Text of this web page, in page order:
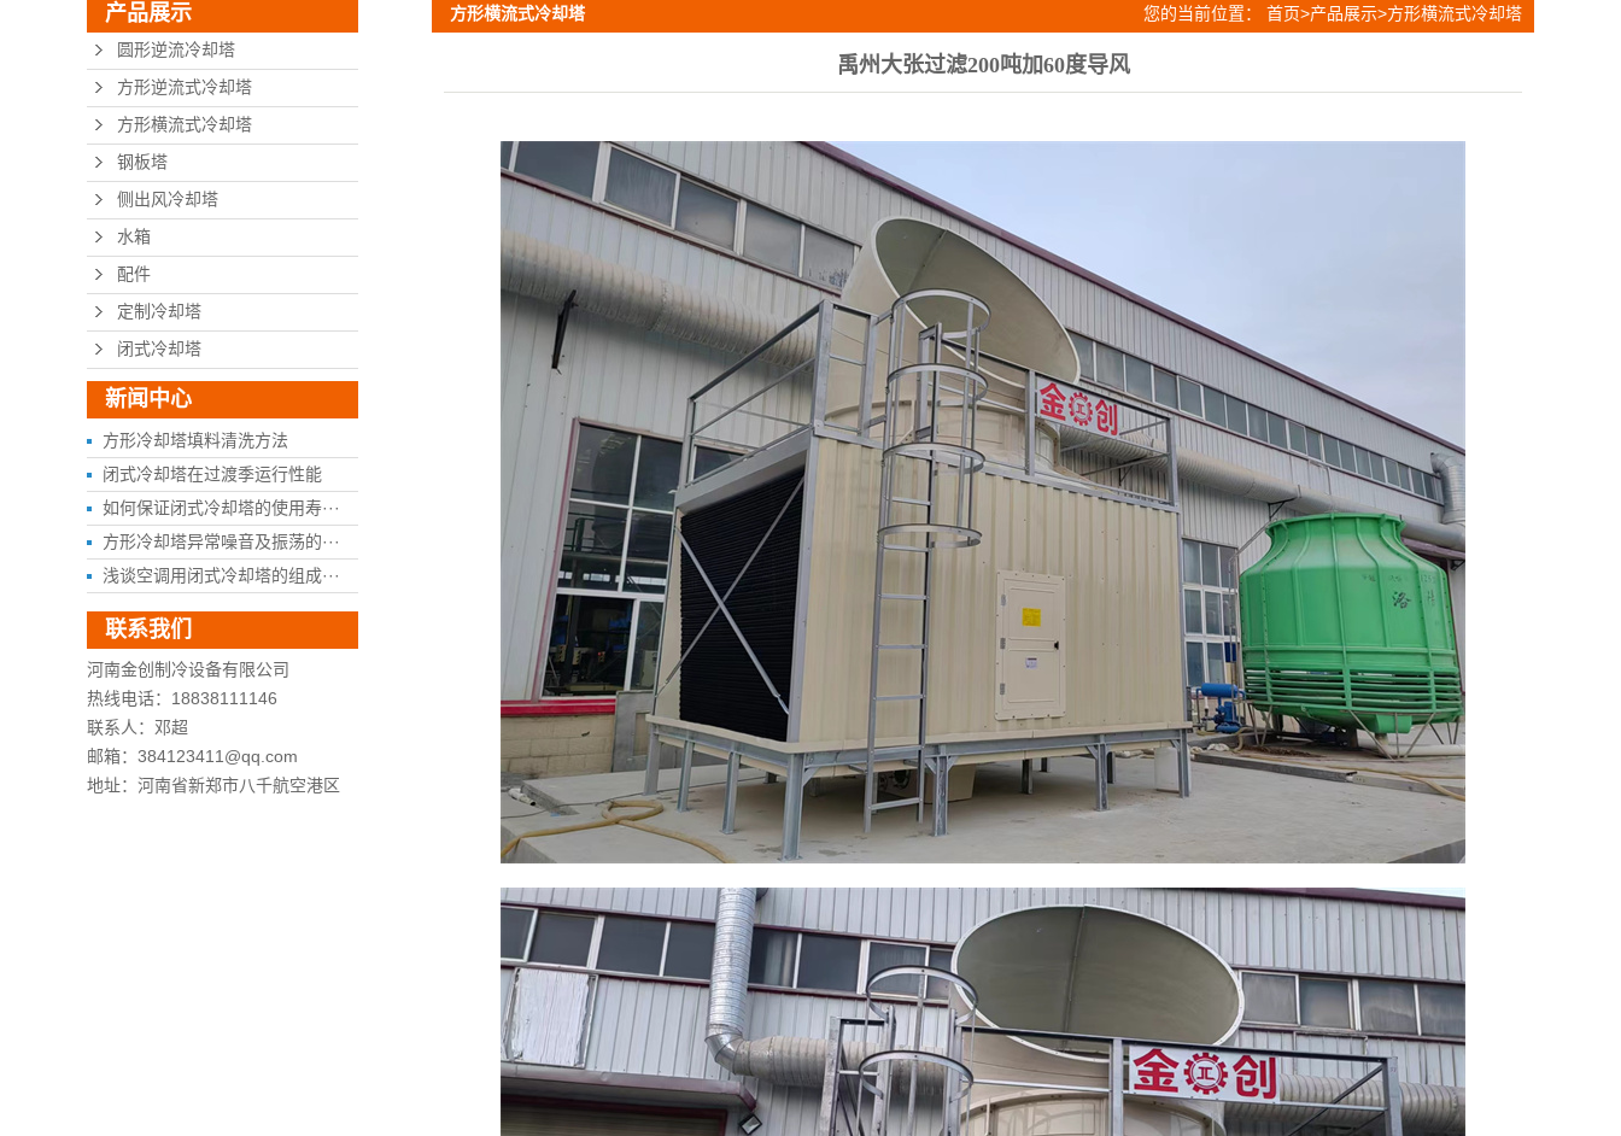
定制冷却塔
产品展示
圆形逆流冷却塔
方形逆流式冷却塔
方形横流式冷却塔
钢板塔
侧出风冷却塔
水箱
配件
定制冷却塔
闭式冷却塔
新闻中心
方形冷却塔填料清洗方法
闭式冷却塔在过渡季运行性能
如何保证闭式冷却塔的使用寿···
方形冷却塔异常噪音及振荡的···
浅谈空调用闭式冷却塔的组成···
联系我们
河南金创制冷设备有限公司
热线电话：18838111146
联系人：邓超
邮箱：384123411@qq.com
地址：河南省新郑市八千航空港区
方形横流式冷却塔 您的当前位置： 首页>产品展示>方形横流式冷却塔
禹州大张过滤200吨加60度导风